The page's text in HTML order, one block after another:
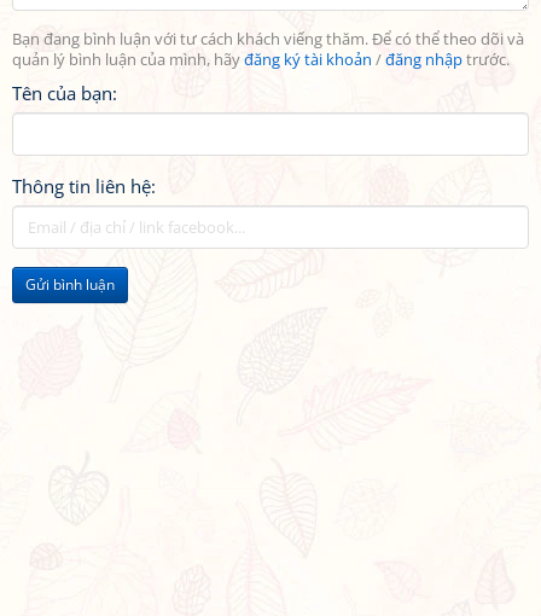
Bạn đang bình luận với tư cách khách viếng thăm. Để có thể theo dõi và
quản lý bình luận của mình, hãyđăng ký tài khoản /đăng nhậptrước.
Tên của bạn:
Thông tin liên hệ:
Gửi bình luận